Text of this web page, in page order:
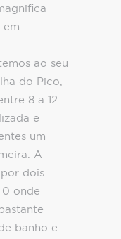
em
ao seu
do Pico,
8 a 12
e
um
A
dois
0 onde
banho e